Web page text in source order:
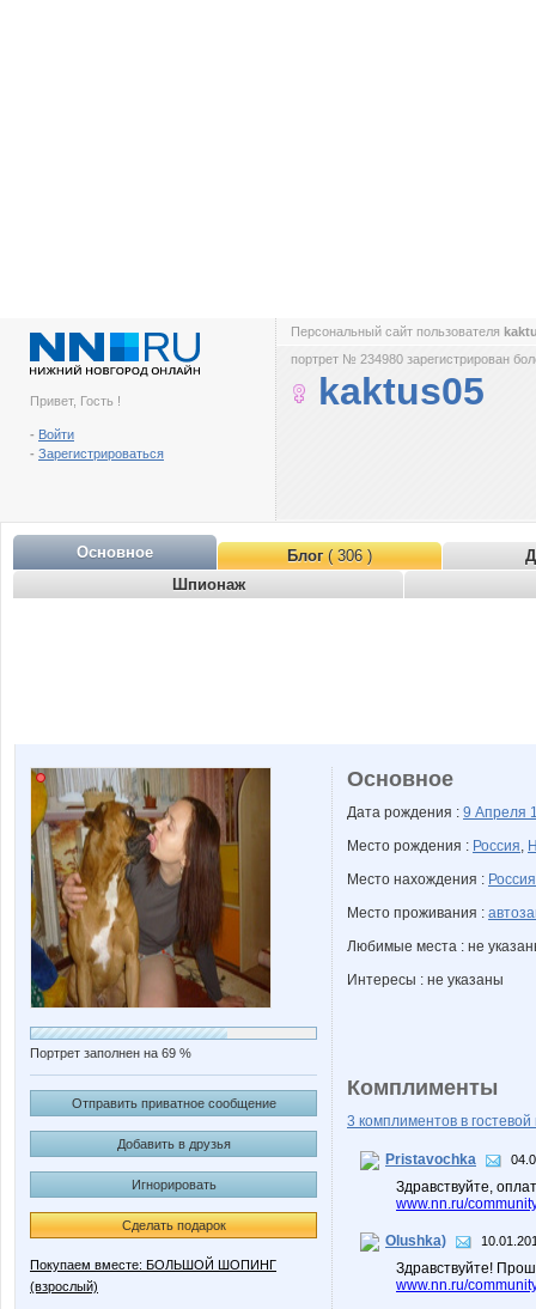
Привет, Гость !
- Войти
- Зарегистрироваться
Персональный сайт пользователя
портрет № 234980 зарегистрирован
kaktus05
Основное Блог( 306 )
Шпионаж
Портрет заполнен на 69 %
Отправить приватное сообщение
Добавить в друзья
Игнорировать
Сделать подарок
Покупаем вместе: БОЛЬШОЙ ШОПИНГ
(взрослый)
Основное
Дата рождения : 9 Апреля
Место рождения : Россия,
Место нахождения : Россия
Место проживания :
Любимые места : не
Интересы : не указаны
Комплименты
3 комплиментов в гостевой
Pristavochka
Здравствуйте,
www.nn.ru/
Olushka)
Здравствуйте!
www.nn.ru/